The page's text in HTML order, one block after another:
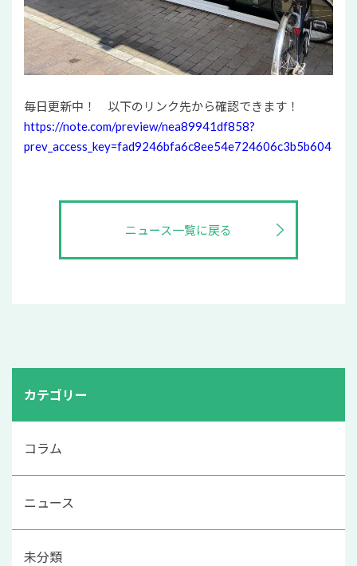
毎日更新中！ 以下のリンク先から確認できます！
https://note.com/preview/nea89941df858?
prev_access_key=fad9246bfa6c8ee54e724606c3b5b604
ニュース一覧に戻る
カテゴリー
コラム
ニュース
未分類